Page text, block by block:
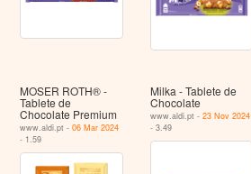
MOSER ROTH® -
Tablete de
Chocolate Premium
www.aldi.pt -06 Mar 2024
- 1.59
Milka - Tablete de
Chocolate
www.aldi.pt - 23 Nov 2024
- 3.49